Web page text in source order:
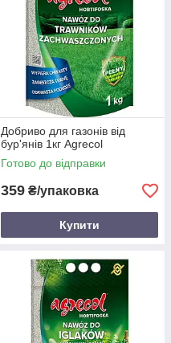
Добриво для газонів від
бур'янів 1кг Agrecol
Готово до відправки
359 ₴/упаковка
Купити